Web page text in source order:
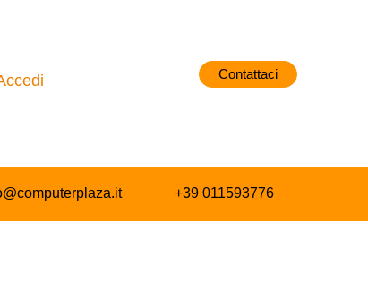
Contattaci
+39 011593776